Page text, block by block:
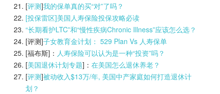
[评测]我的保单真的买“对”了吗？
[投保雷区]美国人寿保险投保攻略必读
“长期看护LTC”和“慢性疾病Chronic Illness”应该怎么选？
[评测]子女教育金计划： 529 Plan Vs 人寿保单
[福布斯]： 人寿保险可以认为是一种“投资”吗？
[美国退休计划专题]： 在美国怎么退休养老？
[评测]被动收入$13万/年, 美国中产家庭如何打造退休计
划？